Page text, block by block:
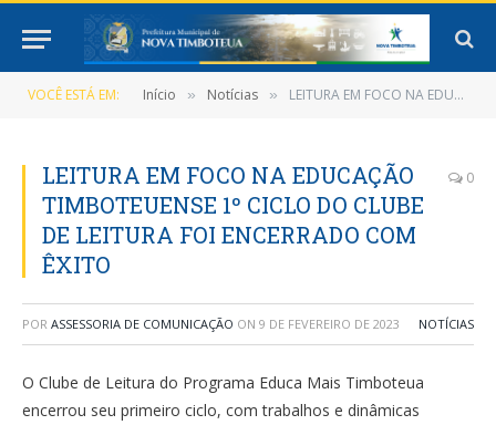
VOCÊ ESTÁ EM: Início » Notícias » LEITURA EM FOCO NA EDUCAÇÃO TIMBOTEUENSE 1º CICLO DO CLUBE DE LEITURA FOI ENCERRADO COM ÊXITO
LEITURA EM FOCO NA EDUCAÇÃO
TIMBOTEUENSE 1º CICLO DO CLUBE
DE LEITURA FOI ENCERRADO COM
ÊXITO
0
POR ASSESSORIA DE COMUNICAÇÃO ON 9 DE FEVEREIRO DE 2023 NOTÍCIAS
O Clube de Leitura do Programa Educa Mais Timboteua
encerrou seu primeiro ciclo, com trabalhos e dinâmicas